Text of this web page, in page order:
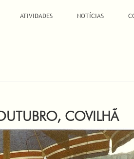
ATIVIDADES NOTÍCIAS
COVILHÃ